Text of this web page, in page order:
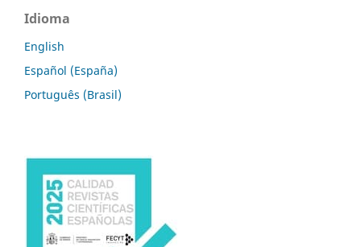
Idioma
English
Español (España)
Português (Brasil)